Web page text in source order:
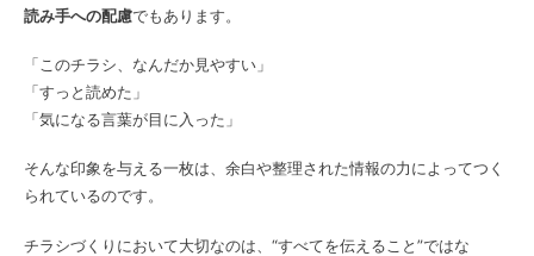
読み手への配慮でもあります。
「このチラシ、なんだか見やすい」
「すっと読めた」
「気になる言葉が目に入った」
そんな印象を与える一枚は、余白や整理された情報の力によってつく
られているのです。
チラシづくりにおいて大切なのは、“すべてを伝えること”ではな